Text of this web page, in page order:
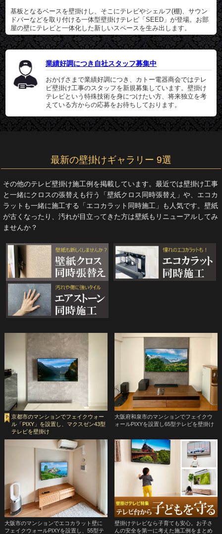
基板となるベースを壁掛けし、そこにテレビやシェルフ(棚)、サウン
ドバーなどを取り付ける一体型壁掛けテレビ「SEED」が登場。お部
屋の壁にテレビと一体化した新しいスペースを生み出します。
業績好調につき自社スタッフ募集中
おかげさまで業績好調につき、カトー電器商会ではテレ
ビ壁掛け工事のスタッフを新規募集しています。壁掛け
テレビという特殊技術を身につけたい方、将来独立を考
えている方からの応募をお待ちしております。
最新の壁掛けギャラリー 9選
その他のテレビ壁掛け施工例を掲載しています。最近では壁掛け工事
と一緒にクロスの張替えも行う「壁紙クロス同時張替え」や、エコカ
ラットも一緒に施工する「エコカラット同時施工」も人気です。壁紙
が古くなったり、汚れが目立ってきた方は壁紙もリニューアルしてみ
ませんか？
京都市のマンションでフェイクウォー
ル「PIXY」を設置し、マクスゼン43型
テレビを壁掛け
大阪府和泉市のマンションでフェイクウ
ォールPIXYを設置し65型テレビを壁掛け
大阪市のマンションでエコカラット壁に
フェイクウォールPIXYを設置し、55型テ
壁掛けテレビなら子育ても安心。お子さ
んの安全を第一に考えた施工例をまとめ